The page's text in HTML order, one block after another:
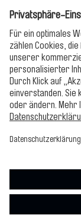
Jetzt lesen!
Bitte folgen!